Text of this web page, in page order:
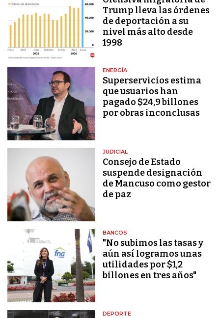
Trump lleva las órdenes
de deportación a su
nivel más alto desde
1998
ENERGÍA
Superservicios estima
que usuarios han
pagado $24,9 billones
por obras inconclusas
JUDICIAL
Consejo de Estado
suspende designación
de Mancuso como gestor
de paz
BANCOS
"No subimos las tasas y
aún así logramos unas
utilidades por $1,2
billones en tres años"
DEPORTE